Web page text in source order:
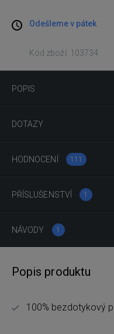
Odešleme v pátek
Kód zboží: 103734
POPIS
DOTAZY
HODNOCENÍ 111
PŘÍSLUŠENSTVÍ 1
NÁVODY 1
Popis produktu
100% bezdotykový